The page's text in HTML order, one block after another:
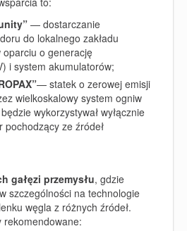
— dostarczanie
do lokalnego zakładu
oparciu o generację
i system akumulatorów;
— statek o zerowej emisji
wielkoskalowy system ogniw
wykorzystywał wyłącznie
pochodzący ze źródeł
gałęzi przemysłu, gdzie
szczególności na technologie
węgla z różnych źródeł.
rekomendowane: